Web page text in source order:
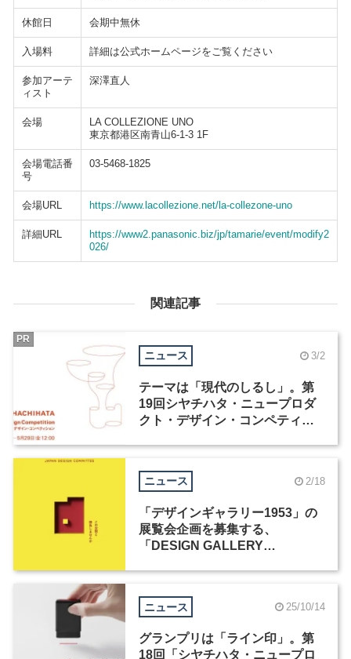
休館日 会期中無休
入場料 詳細は公式ホームページをご覧ください
参加アーテ
ィスト
深澤直人
会場
LA COLLEZIONE UNO
東京都港区南青山6-1-3 1F
会場電話番
号
03-5468-1825
会場URL https://www.lacollezione.net/la-collezone-uno
詳細URL
https://www2.panasonic.biz/jp/tamarie/event/modify2
026/
関連記事
ニュース 3/2
テーマは「現代のしるし」。第
19回シヤチハタ・ニュープロダ
クト・デザイン・コンペティシ
PR
ニュース 2/18
「デザインギャラリー1953」の
展覧会企画を募集する、
「DESIGN GALLERY
ニュース 25/10/14
グランプリは「ライン印」。第
18回「シヤチハタ・ニュープロ